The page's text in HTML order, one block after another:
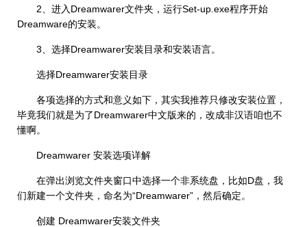
2、进入Dreamwarer文件夹，运行Set-up.exe程序开始
Dreamware的安装。
3、选择Dreamwarer安装目录和安装语言。
选择Dreamwarer安装目录
各项选择的方式和意义如下，其实我推荐只修改安装位置，
毕竟我们就是为了Dreamwarer中文版来的，改成非汉语咱也不
懂啊。
Dreamwarer 安装选项详解
在弹出浏览文件夹窗口中选择一个非系统盘，比如D盘，我
们新建一个文件夹，命名为“Dreamwarer”，然后确定。
创建 Dreamwarer安装文件夹